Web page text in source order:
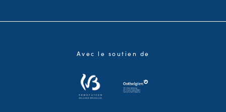
Avec le soutien de